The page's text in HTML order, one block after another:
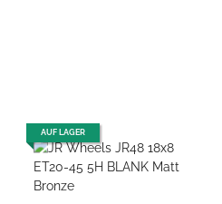
AUF LAGER